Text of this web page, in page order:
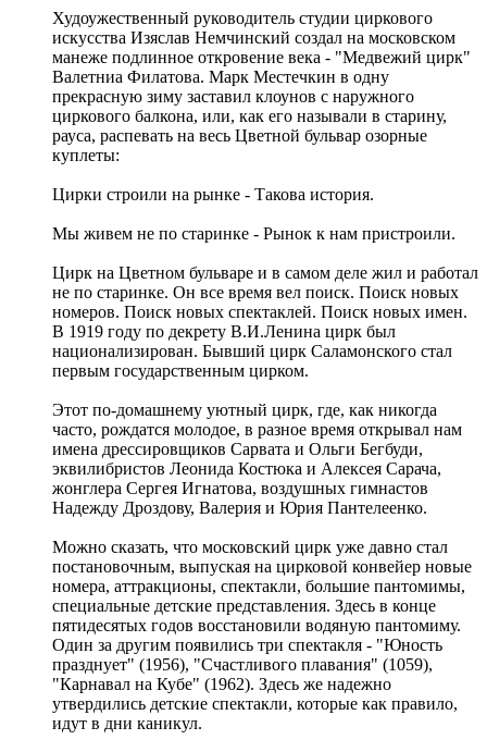
Худоужественный руководитель студии циркового
искусства Изяслав Немчинский создал на московском
манеже подлинное откровение века - "Медвежий цирк"
Валетниа Филатова. Марк Местечкин в одну
прекрасную зиму заставил клоунов с наружного
циркового балкона, или, как его называли в старину,
рауса, распевать на весь Цветной бульвар озорные
куплеты:
Цирки строили на рынке - Такова история.
Мы живем не по старинке - Рынок к нам пристроили.
Цирк на Цветном бульваре и в самом деле жил и работал
не по старинке. Он все время вел поиск. Поиск новых
номеров. Поиск новых спектаклей. Поиск новых имен.
В 1919 году по декрету В.И.Ленина цирк был
национализирован. Бывший цирк Саламонского стал
первым государственным цирком.
Этот по-домашнему уютный цирк, где, как никогда
часто, рождатся молодое, в разное время открывал нам
имена дрессировщиков Сарвата и Ольги Бегбуди,
эквилибристов Леонида Костюка и Алексея Сарача,
жонглера Сергея Игнатова, воздушных гимнастов
Надежду Дроздову, Валерия и Юрия Пантелеенко.
Можно сказать, что московский цирк уже давно стал
постановочным, выпуская на цирковой конвейер новые
номера, аттракционы, спектакли, большие пантомимы,
специальные детские представления. Здесь в конце
пятидесятых годов восстановили водяную пантомиму.
Один за другим появились три спектакля - "Юность
празднует" (1956), "Счастливого плавания" (1059),
"Карнавал на Кубе" (1962). Здесь же надежно
утвердились детские спектакли, которые как правило,
идут в дни каникул.